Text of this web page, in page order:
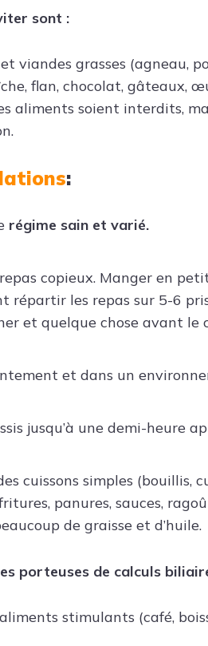
sont :
viandes grasses (agneau,
flan, chocolat, gâteaux,
aliments soient interdits,
:
régime sain et varié.
copieux. Manger en
répartir les repas sur 5-6
et quelque chose avant le
et dans un
jusqu’à une demi-heure
cuissons simples (bouillis,
panures, sauces,
de graisse et d’huile.
porteuses de calculs
stimulants (café,